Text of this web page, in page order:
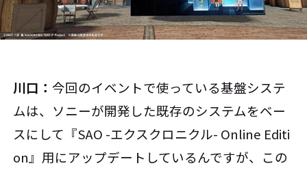
川口：今回のイベントで使っている基盤システ
ムは、ソニーが開発した既存のシステムをベー
スにして『SAO -エクスクロニクル- Online Editi
on』用にアップデートしているんですが、この